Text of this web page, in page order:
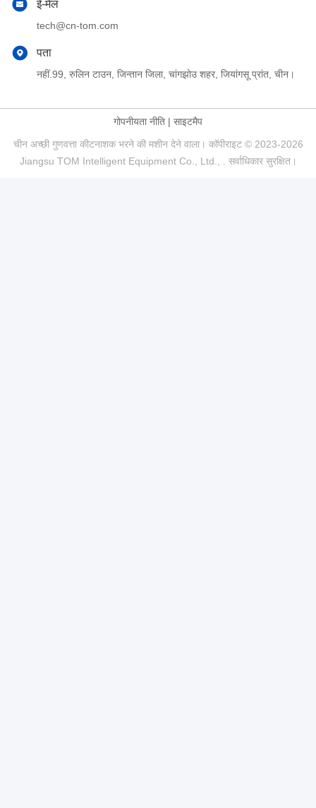
ई-मेल
tech@cn-tom.com
पता
नहीं.99, रुलिन टाउन, जिन्तान जिला, चांगझोउ शहर, जियांगसू प्रांत, चीन।
गोपनीयता नीति | साइटमैप
चीन अच्छी गुणवत्ता कीटनाशक भरने की मशीन देने वाला। कॉपीराइट © 2023-2026
Jiangsu TOM Intelligent Equipment Co., Ltd., . सर्वाधिकार सुरक्षित।